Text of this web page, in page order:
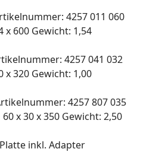
4257 011 060
x 600 Gewicht: 1,54
4257 041 032
x 320 Gewicht: 1,00
4257 807 035
x 30 x 350 Gewicht: 2,50
inkl. Adapter